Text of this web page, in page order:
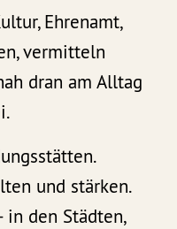
Ehrenamt,
vermitteln
dran am Alltag
und stärken.
den Städten,